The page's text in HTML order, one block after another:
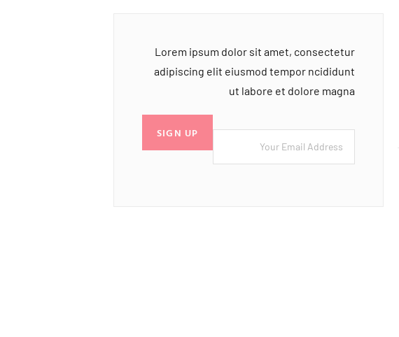
Lorem ipsum dolor sit amet, consectetur
adipiscing elit eiusmod tempor ncididunt
ut labore et dolore magna
SIGN UP